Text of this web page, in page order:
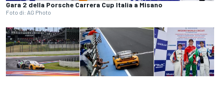
Gara 2 della Porsche Carrera Cup Italia a Misano
Foto di: AG Photo